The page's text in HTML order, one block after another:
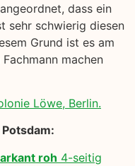
dass ein
sehr schwierig diesen
Grund ist es am
machen
Löwe, Berlin.
roh 4-seitig